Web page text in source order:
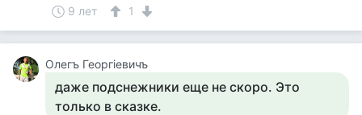
9 лет 1
Олегъ Георгіевичъ
даже подснежники еще не скоро. Это
только в сказке.